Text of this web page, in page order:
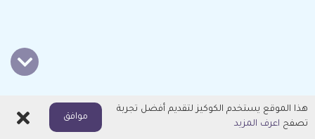
هذا الموقع يستخدم الكوكيز لتقديم أفضل تجربة
تصفح اعرف المزيد
موافق اغلاق